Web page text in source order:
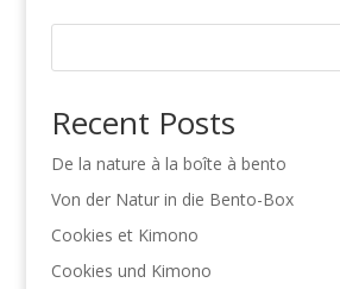
Recent Posts
De la nature à la boîte à bento
Von der Natur in die Bento-Box
Cookies et Kimono
Cookies und Kimono